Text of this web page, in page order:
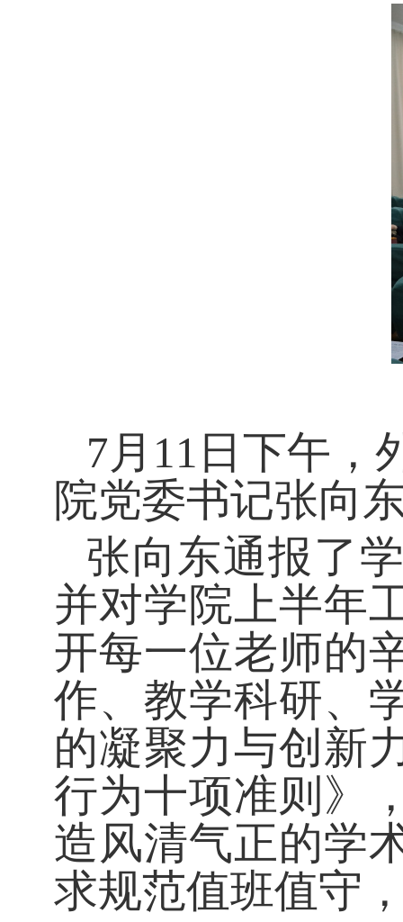
7月11日下午，
院党委书记张向
张向东通报了
并对学院上半年
开每一位老师的
作、教学科研、
的凝聚力与创新
行为十项准则》
造风清气正的学
求规范值班值守